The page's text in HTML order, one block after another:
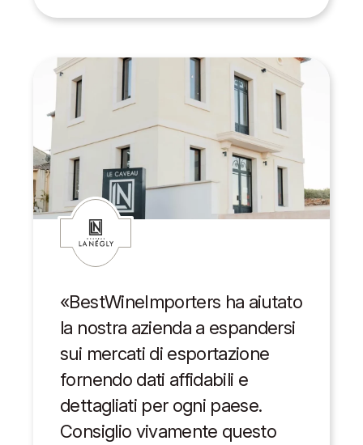
«BestWineImporters ha aiutato
la nostra azienda a espandersi
sui mercati di esportazione
fornendo dati affidabili e
dettagliati per ogni paese.
Consiglio vivamente questo